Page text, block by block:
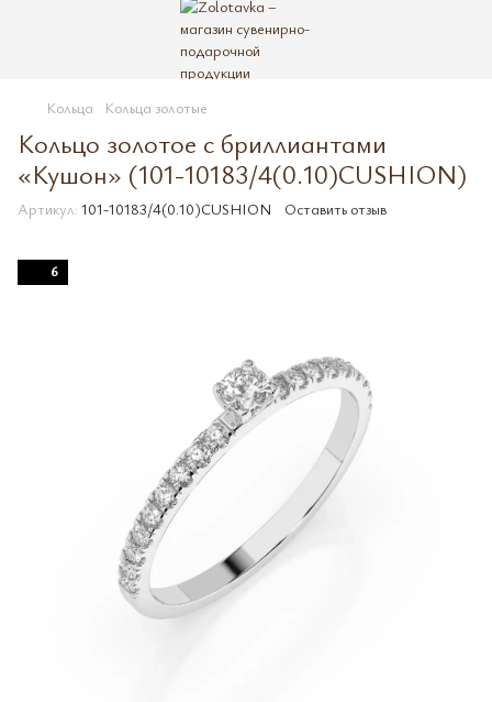
Кольца Кольца золотые
Кольцо золотое с бриллиантами
«Кушон» (101-10183/4(0.10)CUSHION)
Артикул: 101-10183/4(0.10)CUSHION Оставить отзыв
6